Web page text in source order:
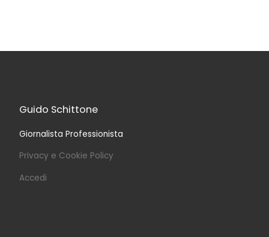
Guido Schittone
Giornalista Professionista
Privacy e Cookie Policy
Accedi